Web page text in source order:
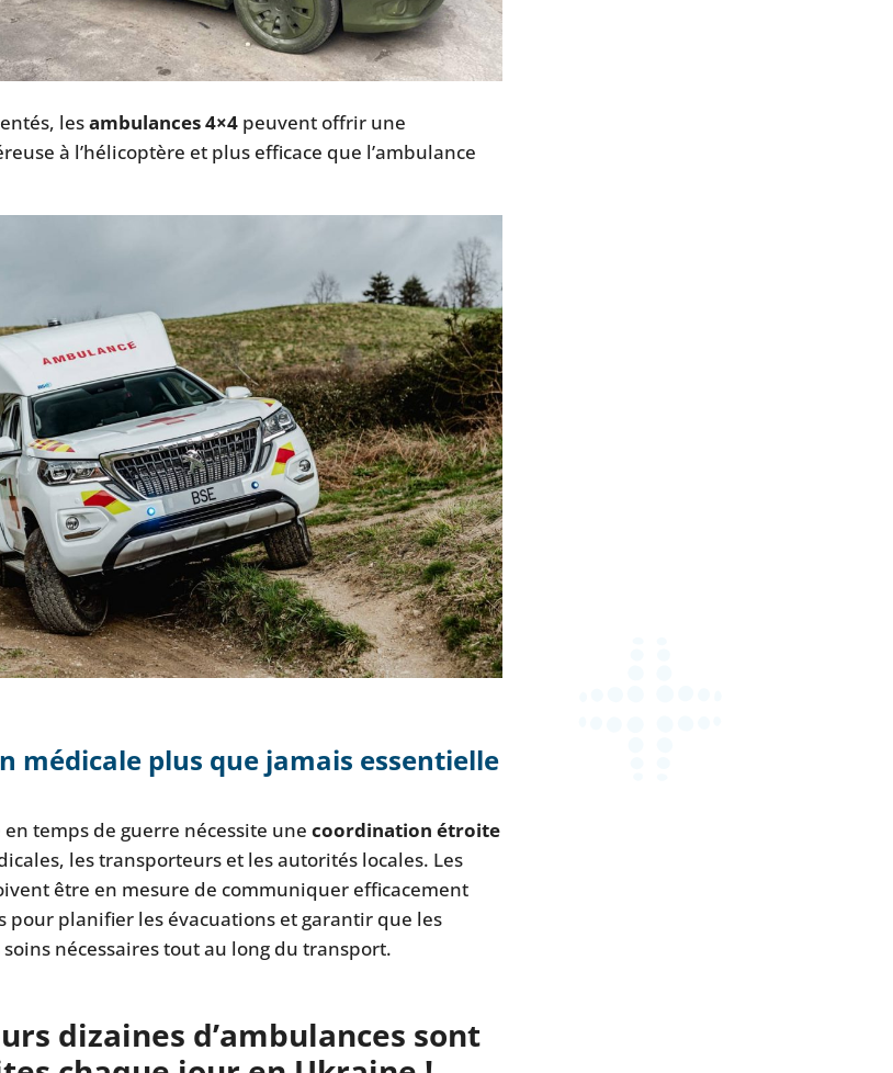
lesambulances 4×4peuvent offrir une
à l’hélicoptère et plus efficace que l’ambulance
médicale plus que jamais essentielle
temps de guerre nécessite une coordination étroite
les transporteurs et les autorités locales. Les
être en mesure de communiquer efficacement
pour planifier les évacuations et garantir que les
nécessaires tout au long du transport.
dizaines d’ambulances sont